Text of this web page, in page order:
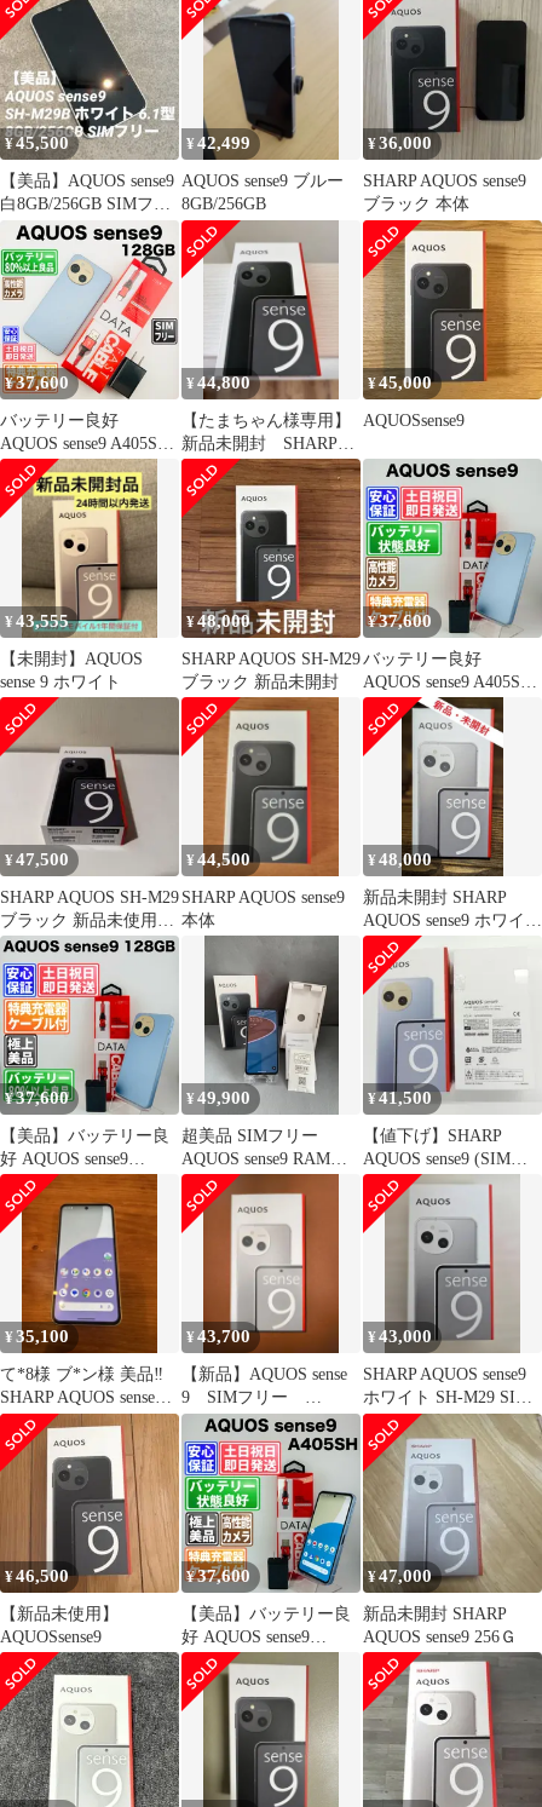
¥45,500
【美品】AQUOS sense9
白8GB/256GB SIMフリ
¥42,499
AQUOS sense9 ブルー
8GB/256GB
¥36,000
SHARP AQUOS sense9
ブラック 本体
¥37,600
バッテリー良好
AQUOS sense9 A405SH
128GB ブルー SIMフリ
ー(simロック解除済) 中
古 本体 動作確認済
【最短送料無料】M-
¥44,800
【たまちゃん様専用】
新品未開封 SHARP
AQUOS SH-M29 ブラッ
ク
¥45,000
AQUOSsense9
¥43,555
【未開封】AQUOS
sense 9 ホワイト
¥48,000
SHARP AQUOS SH-M29
ブラック 新品未開封
¥37,600
バッテリー良好
AQUOS sense9 A405SH
128GB ブルー SIMフリ
ー(simロック解除済) 中
古 本体 動作確認済
【最短送料無料】M-
¥47,500
SHARP AQUOS SH-M29
ブラック 新品未使用未
開封
¥44,500
SHARP AQUOS sense9
本体
¥48,000
新品未開封 SHARP
AQUOS sense9 ホワイト
本体
¥37,600
【美品】バッテリー良
好 AQUOS sense9
A405SH 128GB ブルー
SIMフリー(simロック解
除済) 中古 本体 動作確
認済 【最短送料無料】
¥49,900
超美品 SIMフリー
AQUOS sense9 RAM
8GB ROM 256GB ブラ
ック色
¥41,500
【値下げ】SHARP
AQUOS sense9 (SIMフ
リー)
¥35,100
て*8様 ブ*ン様 美品‼️
SHARP AQUOS sense9
スマートフォン
¥43,700
【新品】AQUOS sense
9 SIMフリー
6GB/128GB ホワイト
¥43,000
SHARP AQUOS sense9
ホワイト SH-M29 SIM
フリー
¥46,500
【新品未使用】
AQUOSsense9
¥37,600
【美品】バッテリー良
好 AQUOS sense9
A405SH 128GB ブルー
SIMフリー(simロック解
除済) 中古 本体 動作確
¥47,000
新品未開封 SHARP
AQUOS sense9 256Ｇ